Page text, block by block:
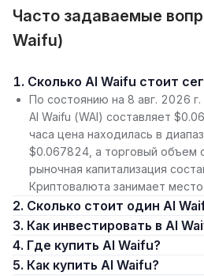
Часто задаваемые
Waifu)
1. Сколько AI Waifu стоит
По состоянию на 8 авг. 2026
AI Waifu (WAI) составляет
часа цена находилась в
$0.067824, а торговый объем
рыночная капитализация
Криптовалюта занимает
2. Сколько стоит один AI
3. Как инвестировать в AI
4. Где купить AI Waifu?
5. Как купить AI Waifu?